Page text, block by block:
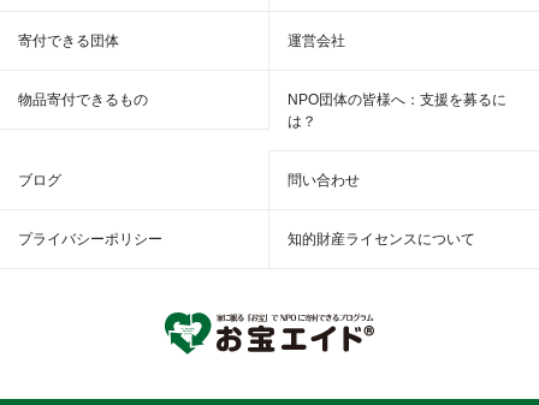
寄付できる団体 運営会社
物品寄付できるもの
NPO団体の皆様へ：支援を募るに
は？
ブログ 問い合わせ
プライバシーポリシー 知的財産ライセンスについて